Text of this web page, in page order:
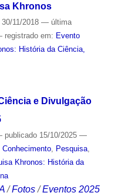
Khronos
11/2018 — última
registrado em: Evento
História da Ciência,
e Divulgação
publicado15/10/2025 —
Conhecimento, Pesquisa,
Khronos: História da
/Fotos /Eventos 2025